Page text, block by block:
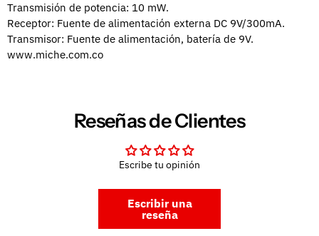
Transmisión de potencia: 10 mW.
Receptor: Fuente de alimentación externa DC 9V/300mA.
Transmisor: Fuente de alimentación, batería de 9V.
www.miche.com.co
Reseñas de Clientes
Escribe tu opinión
Escribir una
reseña